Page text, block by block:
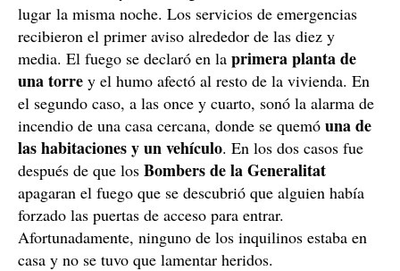
lugar la misma noche. Los servicios de emergencias
recibieron el primer aviso alrededor de las diez y
media. El fuego se declaró en la primera planta de
una torre y el humo afectó al resto de la vivienda. En
el segundo caso, a las once y cuarto, sonó la alarma de
incendio de una casa cercana, donde se quemó una de
las habitaciones y un vehículo. En los dos casos fue
después de que los Bombers de la Generalitat
apagaran el fuego que se descubrió que alguien había
forzado las puertas de acceso para entrar.
Afortunadamente, ninguno de los inquilinos estaba en
casa y no se tuvo que lamentar heridos.